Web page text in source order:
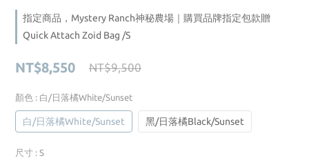
指定商品，Mystery Ranch神秘農場｜購買品牌指定包款贈
Quick Attach Zoid Bag /S
NT$8,550 NT$9,500
顏色 : 白/日落橘White/Sunset
白/日落橘White/Sunset 黑/日落橘Black/Sunset
尺寸 : S